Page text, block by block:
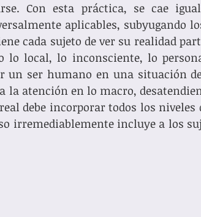
Con esta práctica, se cae
aplicables, subyugando
cada sujeto de ver su realidad
lo local, lo inconsciente, lo
un ser humano en una situación
la atención en lo macro,
debe incorporar todos los niveles
irremediablemente incluye a los